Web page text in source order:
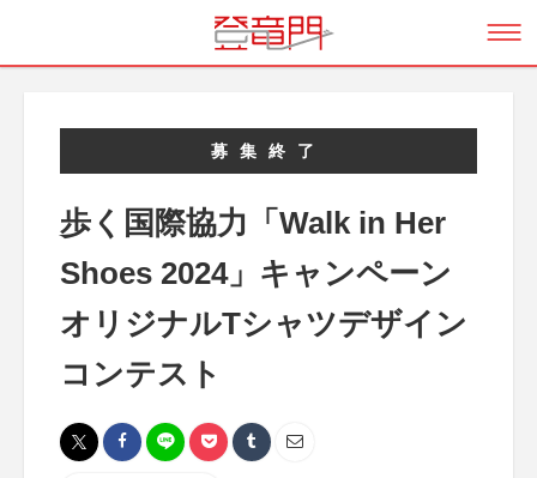
募集終了
歩く国際協力「Walk in Her
Shoes 2024」キャンペーン
オリジナルTシャツデザイン
コンテスト